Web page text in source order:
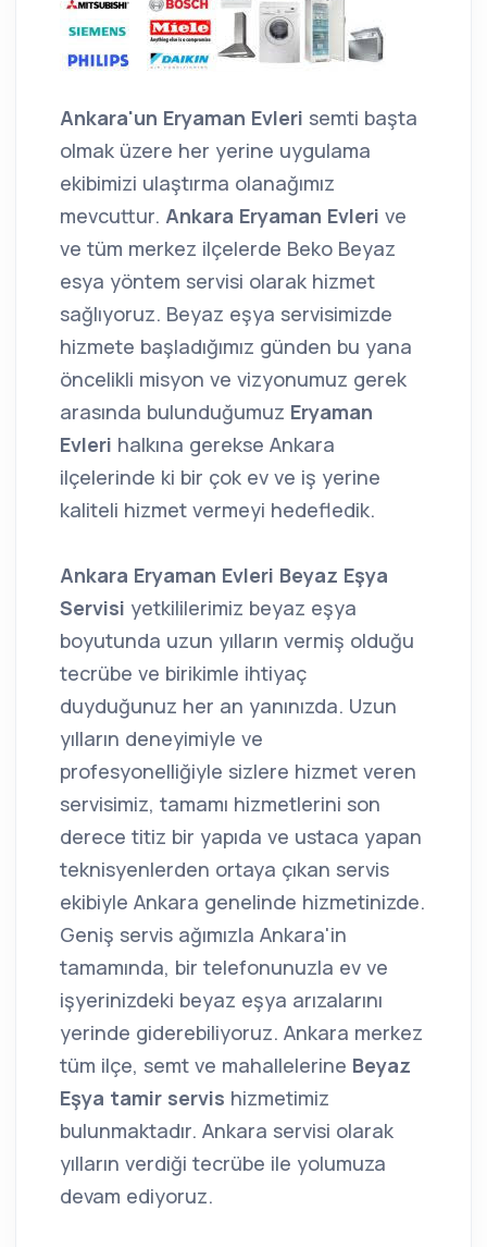
Ankara'un Eryaman Evleri semti başta
olmak üzere her yerine uygulama
ekibimizi ulaştırma olanağımız
mevcuttur. Ankara Eryaman Evleri ve
ve tüm merkez ilçelerde Beko Beyaz
esya yöntem servisi olarak hizmet
sağlıyoruz. Beyaz eşya servisimizde
hizmete başladığımız günden bu yana
öncelikli misyon ve vizyonumuz gerek
arasında bulunduğumuz Eryaman
Evleri halkına gerekse Ankara
ilçelerinde ki bir çok ev ve iş yerine
kaliteli hizmet vermeyi hedefledik.
Ankara Eryaman Evleri Beyaz Eşya
Servisi yetkililerimiz beyaz eşya
boyutunda uzun yılların vermiş olduğu
tecrübe ve birikimle ihtiyaç
duyduğunuz her an yanınızda. Uzun
yılların deneyimiyle ve
profesyonelliğiyle sizlere hizmet veren
servisimiz, tamamı hizmetlerini son
derece titiz bir yapıda ve ustaca yapan
teknisyenlerden ortaya çıkan servis
ekibiyle Ankara genelinde hizmetinizde.
Geniş servis ağımızla Ankara'in
tamamında, bir telefonunuzla ev ve
işyerinizdeki beyaz eşya arızalarını
yerinde giderebiliyoruz. Ankara merkez
tüm ilçe, semt ve mahallelerine Beyaz
Eşya tamir servis hizmetimiz
bulunmaktadır. Ankara servisi olarak
yılların verdiği tecrübe ile yolumuza
devam ediyoruz.